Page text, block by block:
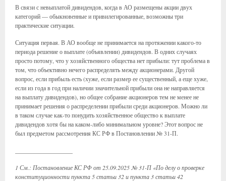
В связи с невыплатой дивидендов, когда в АО размещены акции двух
категорий — обыкновенные и привилегированные, возможны три
практические ситуации.
Ситуация первая. В АО вообще не принимается на протяжении какого-то
периода решение о выплате (объявлении) дивидендов. В одних случаях
просто потому, что у хозяйственного общества нет прибыли: тут проблема в
том, что объективно нечего распределять между акционерами. Другой
вопрос, если прибыль есть (хуже, если размер ее существенный, а еще хуже,
если из года в год при наличии значительной прибыли она не направляется
на выплату дивидендов), но общее собрание акционеров тем не менее не
принимает решения о распределении прибыли среди акционеров. Можно ли
в таком случае как-то понудить хозяйственное общество к выплате
дивидендов хотя бы на каком-либо минимальном уровне? Этот вопрос не
был предметом рассмотрения КС РФ в Постановлении № 31-П.
1 См.: Постановление КС РФ от 25.09.2025 № 31-П «По делу о проверке
конституционности пункта 5 статьи 32 и пункта 3 статьи 42